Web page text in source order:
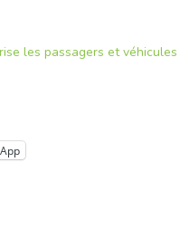
les passagers et véhicules